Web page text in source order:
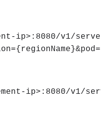
ip>:8080/v1/
ip>:8080/v1/